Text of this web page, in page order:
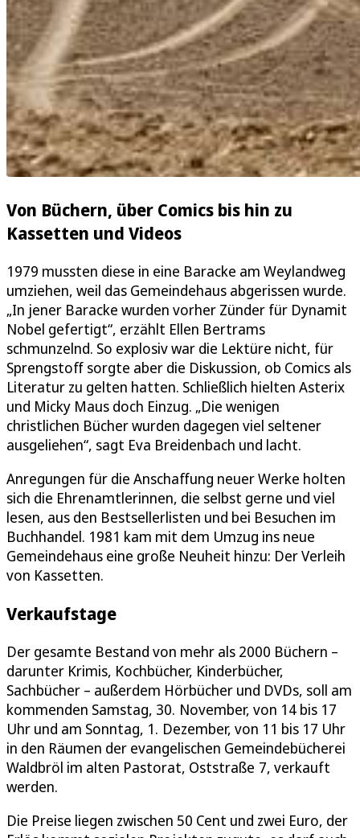
Von Büchern, über Comics bis hin zu
Kassetten und Videos
1979 mussten diese in eine Baracke am Weylandweg
umziehen, weil das Gemeindehaus abgerissen wurde.
„In jener Baracke wurden vorher Zünder für Dynamit
Nobel gefertigt“, erzählt Ellen Bertrams
schmunzelnd. So explosiv war die Lektüre nicht, für
Sprengstoff sorgte aber die Diskussion, ob Comics als
Literatur zu gelten hatten. Schließlich hielten Asterix
und Micky Maus doch Einzug. „Die wenigen
christlichen Bücher wurden dagegen viel seltener
ausgeliehen“, sagt Eva Breidenbach und lacht.
Anregungen für die Anschaffung neuer Werke holten
sich die Ehrenamtlerinnen, die selbst gerne und viel
lesen, aus den Bestsellerlisten und bei Besuchen im
Buchhandel. 1981 kam mit dem Umzug ins neue
Gemeindehaus eine große Neuheit hinzu: Der Verleih
von Kassetten.
Verkaufstage
Der gesamte Bestand von mehr als 2000 Büchern –
darunter Krimis, Kochbücher, Kinderbücher,
Sachbücher – außerdem Hörbücher und DVDs, soll am
kommenden Samstag, 30. November, von 14 bis 17
Uhr und am Sonntag, 1. Dezember, von 11 bis 17 Uhr
in den Räumen der evangelischen Gemeindebücherei
Waldbröl im alten Pastorat, Oststraße 7, verkauft
werden.
Die Preise liegen zwischen 50 Cent und zwei Euro, der